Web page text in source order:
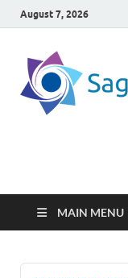
August 7, 2026
MAIN MENU